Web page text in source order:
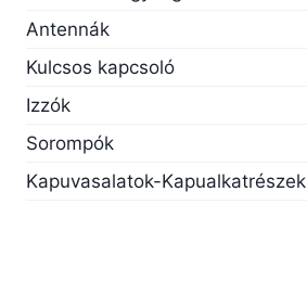
Antennák
Kulcsos kapcsoló
Izzók
Sorompók
Kapuvasalatok-Kapualkatrészek